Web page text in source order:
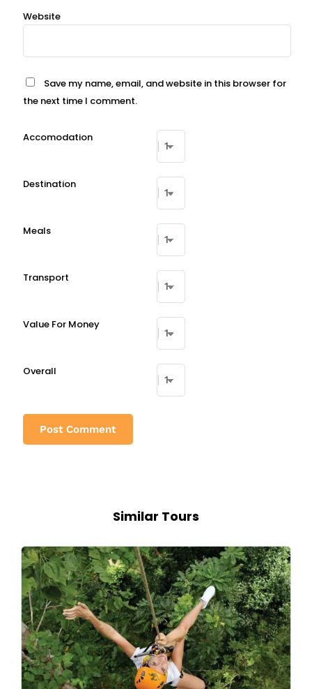
Website
Save my name, email, and website in this browser for
the next time I comment.
Accomodation
Destination
Meals
Transport
Value For Money
Overall
Similar Tours